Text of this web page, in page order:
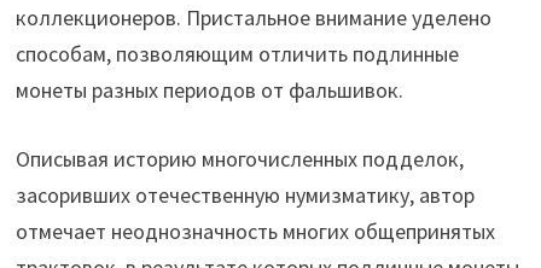
коллекционеров. Пристальное внимание уделено
способам, позволяющим отличить подлинные
монеты разных периодов от фальшивок.
Описывая историю многочисленных подделок,
засоривших отечественную нумизматику, автор
отмечает неоднозначность многих общепринятых